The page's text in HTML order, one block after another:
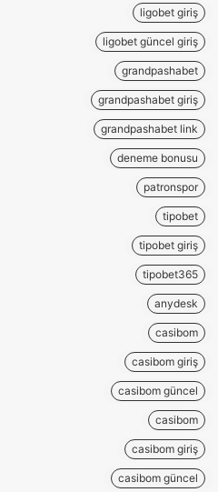
ligobet giriş
ligobet güncel giriş
grandpashabet
grandpashabet giriş
grandpashabet link
deneme bonusu
patronspor
tipobet
tipobet giriş
tipobet365
anydesk
casibom
casibom giriş
casibom güncel
casibom
casibom giriş
casibom güncel